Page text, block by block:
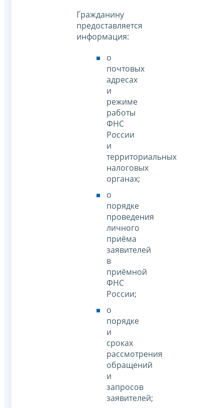
Гражданину
предоставляется
информация:
о
почтовых
адресах
и
режиме
работы
ФНС
России
и
территориальных
налоговых
органах;
о
порядке
проведения
личного
приёма
заявителей
в
приёмной
ФНС
России;
о
порядке
и
сроках
рассмотрения
обращений
и
запросов
заявителей;